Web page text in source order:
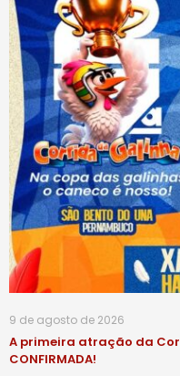
9 de agosto de 2026
A primeira atração da
CONFIRMADA!